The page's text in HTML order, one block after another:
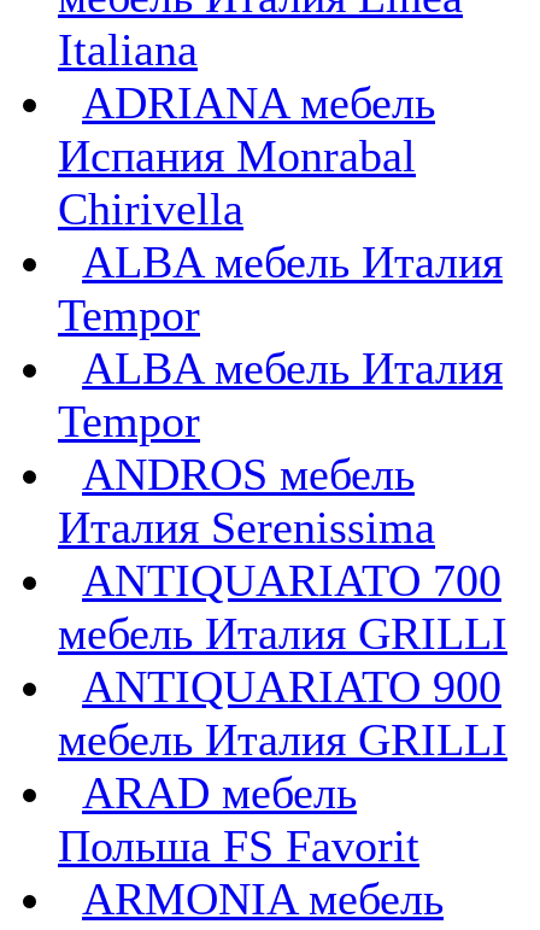
Italiana
ADRIANA мебель
Испания Monrabal
Chirivella
ALBA мебель Италия
Tempor
ALBA мебель Италия
Tempor
ANDROS мебель
Италия Serenissima
ANTIQUARIATO 700
мебель Италия GRILLI
ANTIQUARIATO 900
мебель Италия GRILLI
ARAD мебель
Польша FS Favorit
ARMONIA мебель